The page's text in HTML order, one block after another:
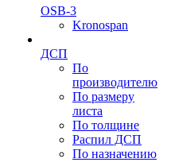
OSB-3
Kronospan
ДСП
По
производителю
По размеру
листа
По толщине
Распил ДСП
По назначению